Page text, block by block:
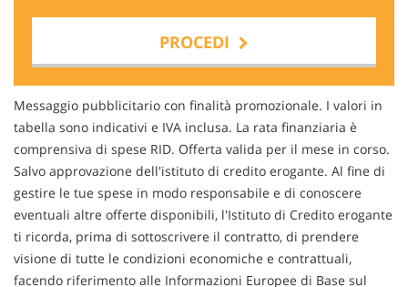
PROCEDI
Contattaci
Messaggio pubblicitario con finalità promozionale. I valori in
tabella sono indicativi e IVA inclusa. La rata finanziaria è
comprensiva di spese RID. Offerta valida per il mese in corso.
Salvo approvazione dell'istituto di credito erogante. Al fine di
gestire le tue spese in modo responsabile e di conoscere
eventuali altre offerte disponibili, l'Istituto di Credito erogante
ti ricorda, prima di sottoscrivere il contratto, di prendere
visione di tutte le condizioni economiche e contrattuali,
facendo riferimento alle Informazioni Europee di Base sul